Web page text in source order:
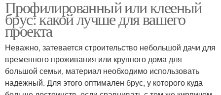
Профилированный или клееный
брус: какой лучше для вашего
проекта
Неважно, затевается строительство небольшой дачи для
временного проживания или крупного дома для
большой семьи, материал необходимо использовать
надежный. Для этого оптимален брус, у которого куда